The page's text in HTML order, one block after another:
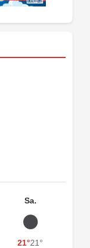
Sa.
21°21°